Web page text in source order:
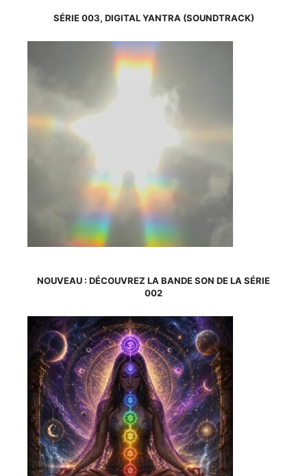
plusieurs
variations.
options
peuvent
choisies
SÉRIE 003, DIGITAL YANTRA (SOUNDTRACK)
NOUVEAU : DÉCOUVREZ LA BANDE SON DE LA SÉRIE
002